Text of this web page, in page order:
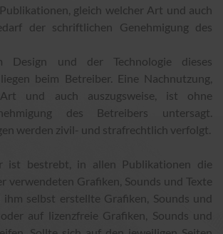
gleich welcher Art und auch
der schriftlichen Genehmigung des
Design und der Technologie dieses
beim Betreiber. Eine Nachnutzung,
und auch auszugsweise, ist ohne
des Betreibers untersagt.
werden zivil- und strafrechtlich verfolgt.
ist bestrebt, in allen Publikationen die
verwendeten Grafiken, Sounds und Texte
ihm selbst erstellte Grafiken, Sounds und
auf lizenzfreie Grafiken, Sounds und